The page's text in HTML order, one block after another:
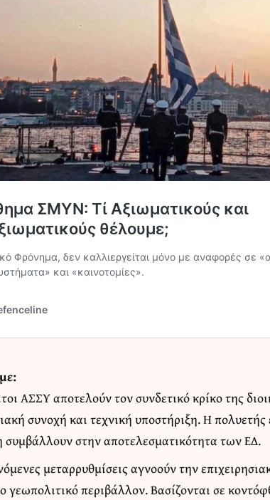
:
ΑΣΣΥ αποτελούν τον συνδετικό κρίκο της
συνοχή και τεχνική υποστήριξη. Η
συμβάλλουν στην αποτελεσματικότητα των ΕΔ.
μεταρρυθμίσεις αγνοούν την
γεωπολιτικό περιβάλλον. Βασίζονται σε